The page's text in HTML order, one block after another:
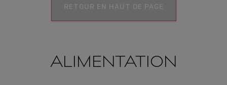
RETOUR EN HAUT DE PAGE
ALIMENTATION